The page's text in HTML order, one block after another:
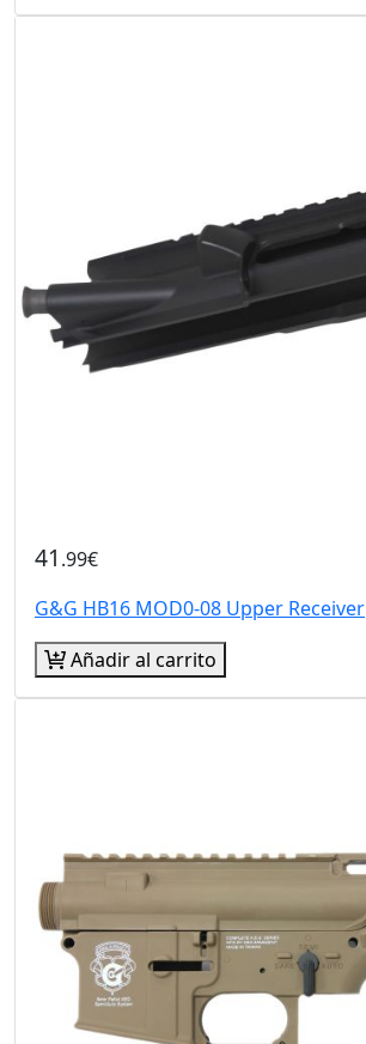
41 .99€
G&G HB16 MOD0-08 Upper Receiver
Añadir al carrito